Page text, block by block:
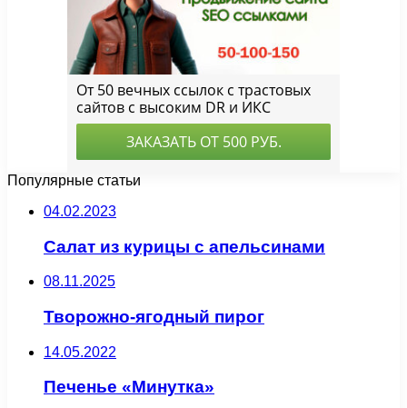
Популярные статьи
04.02.2023
Салат из курицы с апельсинами
08.11.2025
Творожно-ягодный пирог
14.05.2022
Печенье «Минутка»